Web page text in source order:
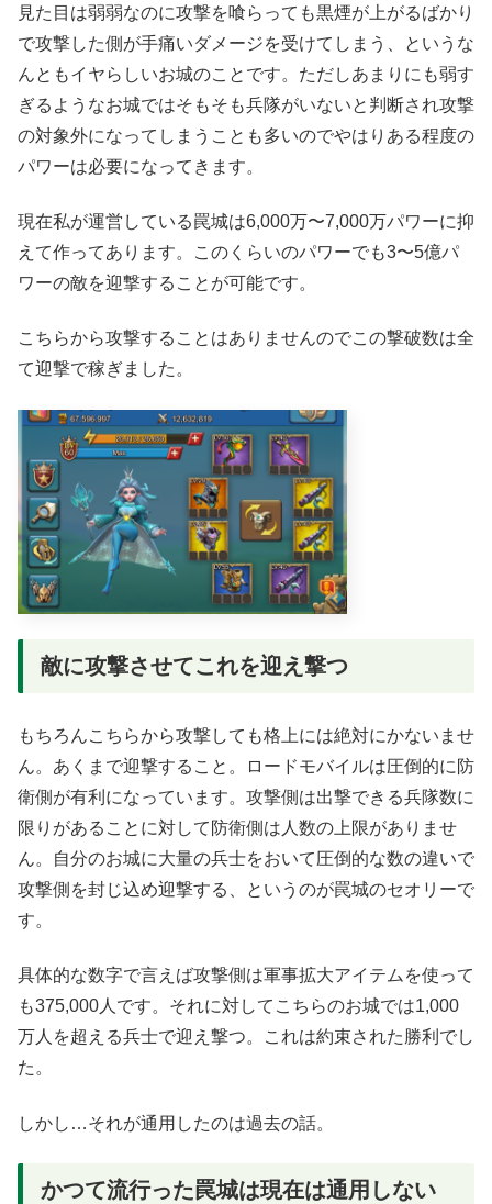
見た目は弱弱なのに攻撃を喰らっても黒煙が上がるばかり
で攻撃した側が手痛いダメージを受けてしまう、というな
んともイヤらしいお城のことです。ただしあまりにも弱す
ぎるようなお城ではそもそも兵隊がいないと判断され攻撃
の対象外になってしまうことも多いのでやはりある程度の
パワーは必要になってきます。
現在私が運営している罠城は6,000万〜7,000万パワーに抑
えて作ってあります。このくらいのパワーでも3〜5億パ
ワーの敵を迎撃することが可能です。
こちらから攻撃することはありませんのでこの撃破数は全
て迎撃で稼ぎました。
敵に攻撃させてこれを迎え撃つ
もちろんこちらから攻撃しても格上には絶対にかないませ
ん。あくまで迎撃すること。ロードモバイルは圧倒的に防
衛側が有利になっています。攻撃側は出撃できる兵隊数に
限りがあることに対して防衛側は人数の上限がありませ
ん。自分のお城に大量の兵士をおいて圧倒的な数の違いで
攻撃側を封じ込め迎撃する、というのが罠城のセオリーで
す。
具体的な数字で言えば攻撃側は軍事拡大アイテムを使って
も375,000人です。それに対してこちらのお城では1,000
万人を超える兵士で迎え撃つ。これは約束された勝利でし
た。
しかし…それが通用したのは過去の話。
かつて流行った罠城は現在は通用しない